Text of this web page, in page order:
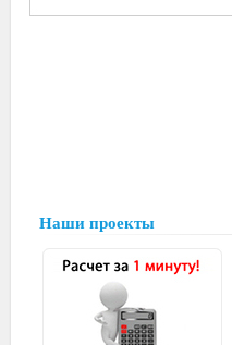
Наши проекты